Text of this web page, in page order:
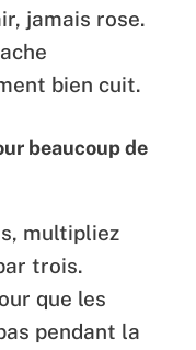
jamais rose.
bien cuit.
beaucoup de
multipliez
trois.
que les
pendant la